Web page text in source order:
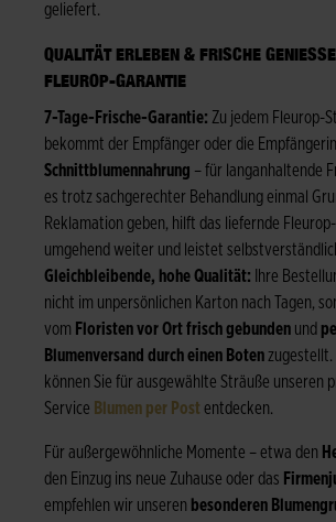
geliefert.
QUALITÄT ERLEBEN & FRISCHE
LEUROP-GARANTIE
7-Tage-Frische-Garantie: Zu jedem Fleurop-
bekommt der Empfänger oder die
Schnittblumennahrung – für langanhaltende
es trotz sachgerechter Behandlung einmal
Reklamation geben, hilft das liefernde
umgehend weiter und leistet
Gleichbleibende, hohe Qualität: Ihre
nicht im unpersönlichen Karton nach Tagen,
vom Floristen vor Ort frisch gebunden und
Blumenversand durch einen Boten zugestellt.
können Sie für ausgewählte Sträuße unseren
Service Blumen per Post entdecken.
Für außergewöhnliche Momente – etwa den
den Einzug ins neue Zuhause oder das
empfehlen wir unseren besonderen